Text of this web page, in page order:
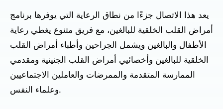
يعد هذا الاتصال جزءًا من نطاق الرعاية التي يوفرها برنامج
أمراض القلب الخلقية للبالغين، مع فريق متنوع يغطي رعاية
الأطفال والبالغين ويشمل الجراحين وأطباء أمراض القلب
الخلقية للبالغين وأخصائيي أمراض القلب الجنينية ومقدمي
الممارسة المتقدمة والممرضات والعاملين الاجتماعيين
وعلماء النفس.